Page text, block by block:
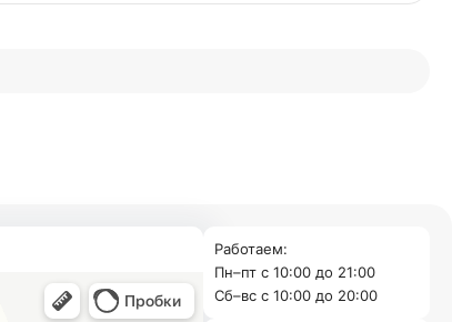
Работаем:
Пн–пт с 10:00 до 21:00
Cб–вс с 10:00 до 20:00